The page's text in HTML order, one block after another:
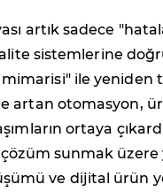
artık sadece
sistemlerine
ile yeniden
artan otomasyon,
ortaya
sunmak üzere
ve dijital ürün